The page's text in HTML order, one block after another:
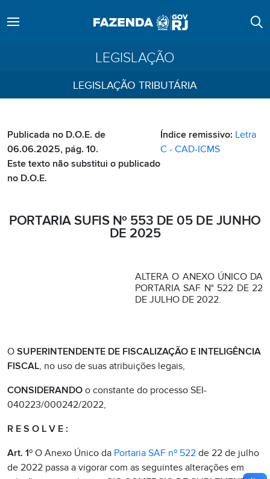
LEGISLAÇÃO
LEGISLAÇÃO TRIBUTÁRIA
Publicada no D.O.E. de
06.06.2025, pág. 10.
Este texto não substitui o publicado
no D.O.E.
Índice remissivo: Letra
C - CAD-ICMS
PORTARIA SUFIS Nº 553 DE 05 DE JUNHO
DE 2025
ALTERA O ANEXO ÚNICO DA
PORTARIA SAF N° 522 DE 22
DE JULHO DE 2022.
O SUPERINTENDENTE DE FISCALIZAÇÃO E INTELIGÊNCIA
FISCAL, no uso de suas atribuições legais,
CONSIDERANDO o constante do processo SEI-
040223/000242/2022,
R E S O L V E :
Art. 1º O Anexo Único da Portaria SAF nº 522 de 22 de julho
de 2022 passa a vigorar com as seguintes alterações em